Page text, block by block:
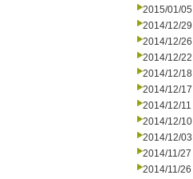
2015/01/05
2014/12/29
2014/12/26
2014/12/22
2014/12/18
2014/12/17
2014/12/11
2014/12/10
2014/12/03
2014/11/27
2014/11/26